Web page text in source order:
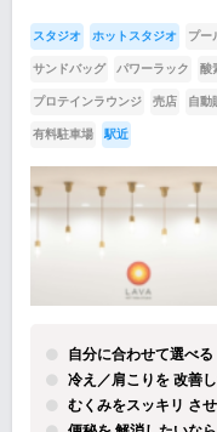
スタジオ ホットスタジオ プー
サンドバッグ パワーラック 酸
プロテインラウンジ 売店 自動
有料駐車場 駅近
自分に合わせて選べ
冷え／肩こりを 改善
むくみをスッキリ さ